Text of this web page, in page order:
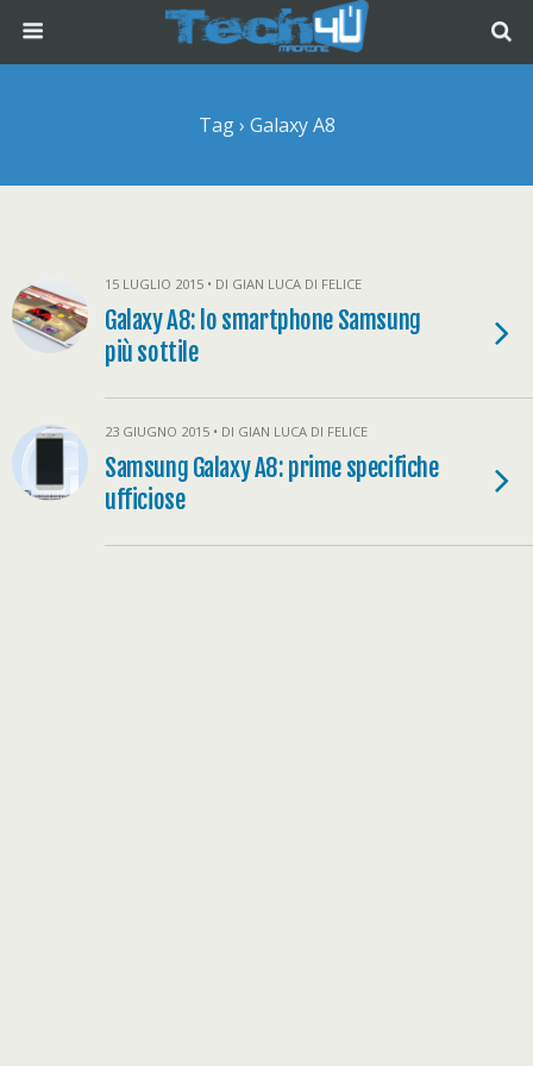
Tag › Galaxy A8
15 LUGLIO 2015 • DI GIAN LUCA DI FELICE
Galaxy A8: lo smartphone Samsung
più sottile
23 GIUGNO 2015 • DI GIAN LUCA DI FELICE
Samsung Galaxy A8: prime specifiche
ufficiose